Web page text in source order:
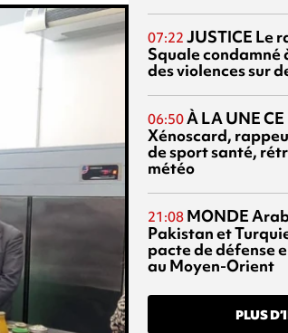
07:22 JUSTICE Le
Squale condamné
des violences sur
06:50À LA UNE
Xénoscard,
de sport santé,
météo
21:08 MONDE
Pakistan et
pacte de défense
au Moyen-Orient
PLUS